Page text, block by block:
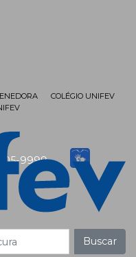
9999
COLÉGIO UNIFEV
Buscar